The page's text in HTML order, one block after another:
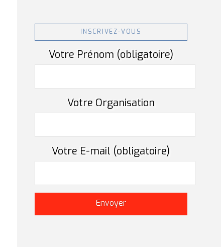
INSCRIVEZ-VOUS
Votre Prénom (obligatoire)
Votre Organisation
Votre E-mail (obligatoire)